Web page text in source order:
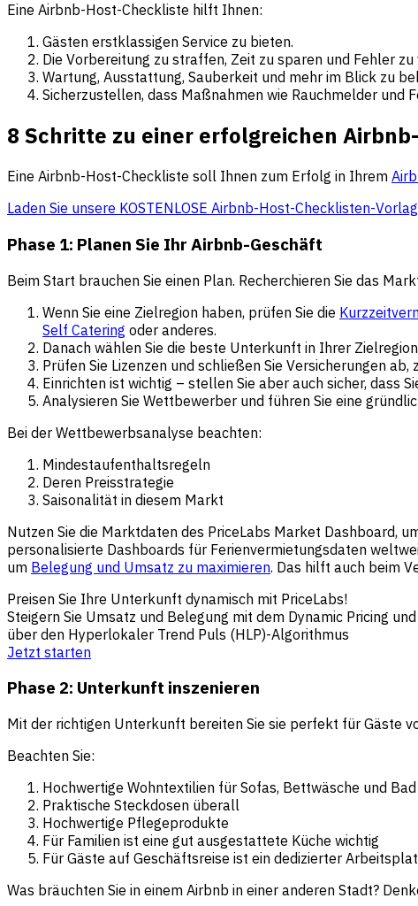
Eine Airbnb-Host-Checkliste hilft Ihnen:
Gästen erstklassigen Service zu bieten.
Die Vorbereitung zu straffen, Zeit zu sparen und Fehler zu
Wartung, Ausstattung, Sauberkeit und mehr im Blick zu
Sicherzustellen, dass Maßnahmen wie Rauchmelder und
8 Schritte zu einer erfolgreichen
Eine Airbnb-Host-Checkliste soll Ihnen zum Erfolg in Ihrem
Laden Sie unsere KOSTENLOSE Airbnb-Host-Checklisten-
Phase 1: Planen Sie Ihr Airbnb-Geschäft
Beim Start brauchen Sie einen Plan. Recherchieren Sie das
Wenn Sie eine Zielregion haben, prüfen Sie die
Self Catering oder anderes.
Danach wählen Sie die beste Unterkunft in Ihrer
Prüfen Sie Lizenzen und schließen Sie Versicherungen ab,
Einrichten ist wichtig – stellen Sie aber auch sicher, dass
Analysieren Sie Wettbewerber und führen Sie eine
Bei der Wettbewerbsanalyse beachten:
Mindestaufenthaltsregeln
Deren Preisstrategie
Saisonalität in diesem Markt
Nutzen Sie die Marktdaten des PriceLabs Market Dashboard,
personalisierte Dashboards für Ferienvermietungsdaten
um Belegung und Umsatz zu maximieren. Das hilft auch beim
Preisen Sie Ihre Unterkunft dynamisch mit PriceLabs!
Steigern Sie Umsatz und Belegung mit dem Dynamic Pricing
über den Hyperlokaler Trend Puls (HLP)-Algorithmus
Jetzt starten
Phase 2: Unterkunft inszenieren
Mit der richtigen Unterkunft bereiten Sie sie perfekt für Gäste
Beachten Sie:
Hochwertige Wohntextilien für Sofas, Bettwäsche und Bad
Praktische Steckdosen überall
Hochwertige Pflegeprodukte
Für Familien ist eine gut ausgestattete Küche wichtig
Für Gäste auf Geschäftsreise ist ein dedizierter
Was bräuchten Sie in einem Airbnb in einer anderen Stadt?